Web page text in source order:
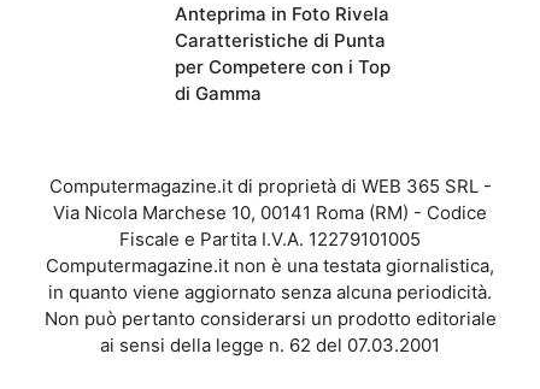
Anteprima in Foto Rivela
Caratteristiche di Punta
per Competere con i Top
di Gamma
Computermagazine.it di proprietà di WEB 365 SRL -
Via Nicola Marchese 10, 00141 Roma (RM) - Codice
Fiscale e Partita I.V.A. 12279101005
Computermagazine.it non è una testata giornalistica,
in quanto viene aggiornato senza alcuna periodicità.
Non può pertanto considerarsi un prodotto editoriale
ai sensi della legge n. 62 del 07.03.2001